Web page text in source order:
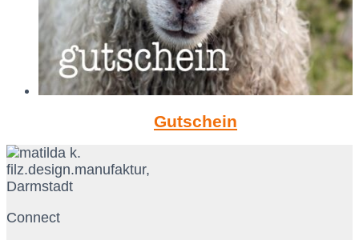
Gutschein
Connect